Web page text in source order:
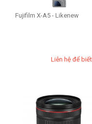
iPhone 13 Pro
iPhone 14 Pro
Macro Lens
Standard Lens
Fujifilm X-A5 - Likenew
Liên hệ để